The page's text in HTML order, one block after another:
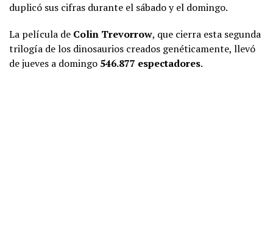
— David Cavazos (Taylor’s Version)
(@DavidCav21) June 5, 2022
duplicó sus cifras durante el sábado y el domingo.
La película de Colin Trevorrow, que cierra esta segunda
trilogía de los dinosaurios creados genéticamente, llevó
de jueves a domingo 546.877 espectadores.